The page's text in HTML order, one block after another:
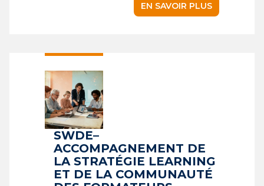
EN SAVOIR PLUS
SWDE–
ACCOMPAGNEMENT DE
LA STRATÉGIE LEARNING
ET DE LA COMMUNAUTÉ